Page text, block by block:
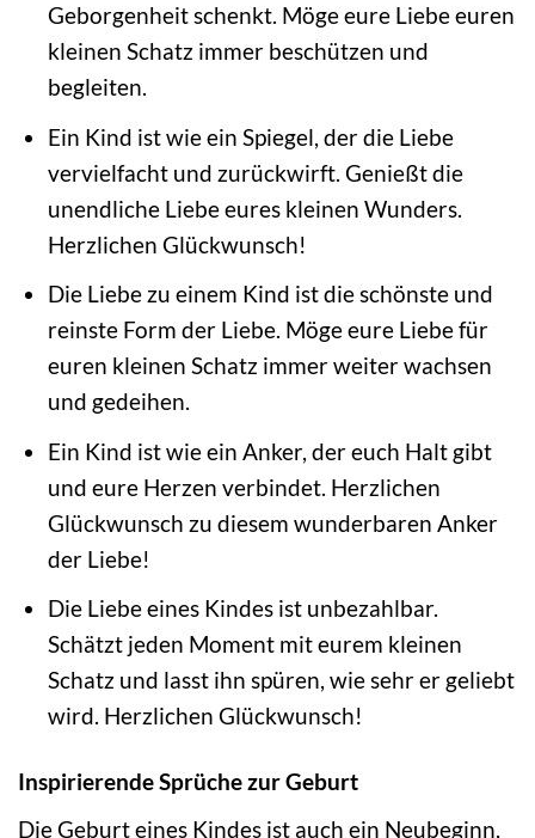
Geborgenheit schenkt. Möge eure Liebe euren
kleinen Schatz immer beschützen und
begleiten.
Ein Kind ist wie ein Spiegel, der die Liebe
vervielfacht und zurückwirft. Genießt die
unendliche Liebe eures kleinen Wunders.
Herzlichen Glückwunsch!
Die Liebe zu einem Kind ist die schönste und
reinste Form der Liebe. Möge eure Liebe für
euren kleinen Schatz immer weiter wachsen
und gedeihen.
Ein Kind ist wie ein Anker, der euch Halt gibt
und eure Herzen verbindet. Herzlichen
Glückwunsch zu diesem wunderbaren Anker
der Liebe!
Die Liebe eines Kindes ist unbezahlbar.
Schätzt jeden Moment mit eurem kleinen
Schatz und lasst ihn spüren, wie sehr er geliebt
wird. Herzlichen Glückwunsch!
Inspirierende Sprüche zur Geburt
Die Geburt eines Kindes ist auch ein Neubeginn,